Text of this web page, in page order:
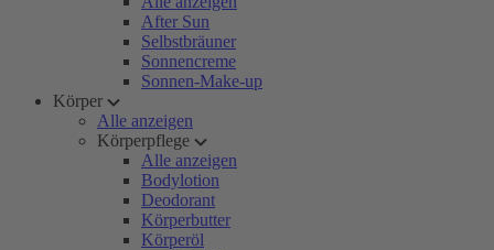
After Sun
Selbstbräuner
Sonnencreme
Sonnen-Make-up
Körper
Alle anzeigen
Körperpflege
Alle anzeigen
Bodylotion
Deodorant
Körperbutter
Körperöl